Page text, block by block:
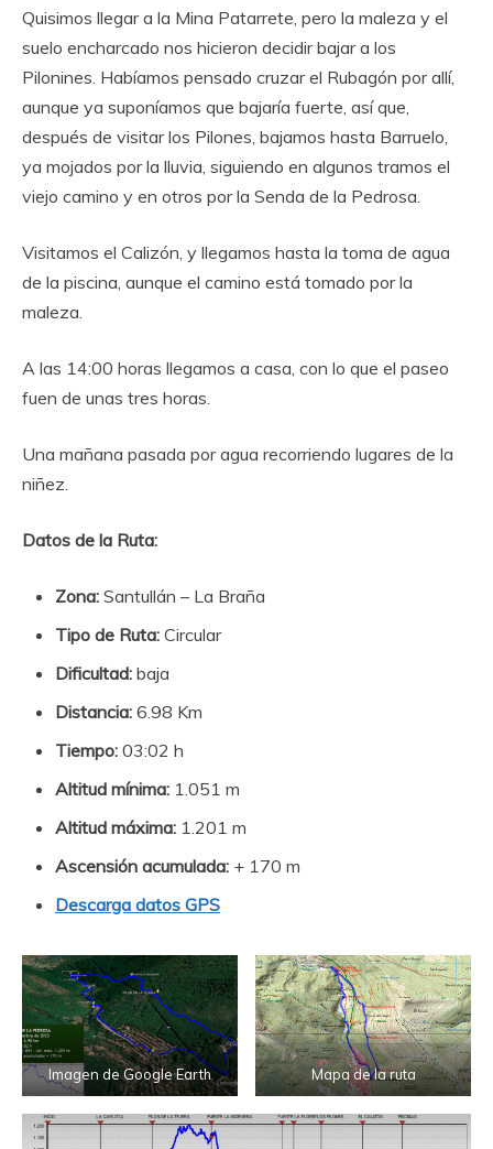
Quisimos llegar a la Mina Patarrete, pero la maleza y el
suelo encharcado nos hicieron decidir bajar a los
Pilonines. Habíamos pensado cruzar el Rubagón por allí,
aunque ya suponíamos que bajaría fuerte, así que,
después de visitar los Pilones, bajamos hasta Barruelo,
ya mojados por la lluvia, siguiendo en algunos tramos el
viejo camino y en otros por la Senda de la Pedrosa.
Visitamos el Calizón, y llegamos hasta la toma de agua
de la piscina, aunque el camino está tomado por la
maleza.
A las 14:00 horas llegamos a casa, con lo que el paseo
fuen de unas tres horas.
Una mañana pasada por agua recorriendo lugares de la
niñez.
Datos de la Ruta:
Zona: Santullán – La Braña
Tipo de Ruta: Circular
Dificultad: baja
Distancia: 6.98 Km
Tiempo: 03:02 h
Altitud mínima: 1.051 m
Altitud máxima: 1.201 m
Ascensión acumulada: + 170 m
Descarga datos GPS
Imagen de Google Earth Mapa de la ruta